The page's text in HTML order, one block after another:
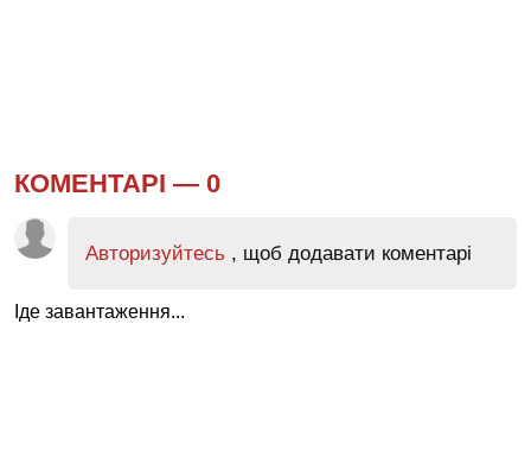
КОМЕНТАРІ — 0
Авторизуйтесь , щоб додавати коментарі
Іде завантаження...